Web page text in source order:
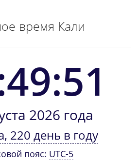
время Кали
2026 года
220 день в году
пояс: UTC-5